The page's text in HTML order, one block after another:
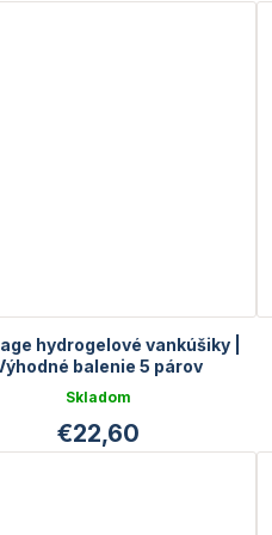
hydrogelové vankúšiky |
balenie 5 párov
Skladom
€22,60